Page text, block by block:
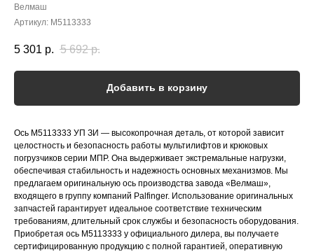
Велмаш
Артикул: M5113333
5 301 р. 5 692 р.
Добавить в корзину
Ось M5113333 УП ЗИ — высокопрочная деталь, от которой зависит
целостность и безопасность работы мультилифтов и крюковых
погрузчиков серии МПР. Она выдерживает экстремальные нагрузки,
обеспечивая стабильность и надежность основных механизмов. Мы
предлагаем оригинальную ось производства завода «Велмаш»,
входящего в группу компаний Palfinger. Использование оригинальных
запчастей гарантирует идеальное соответствие техническим
требованиям, длительный срок службы и безопасность оборудования.
Приобретая ось M5113333 у официального дилера, вы получаете
сертифицированную продукцию с полной гарантией, оперативную